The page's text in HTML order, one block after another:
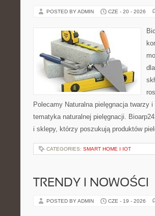
POSTED BY ADMIN CZE - 20 - 2026
Polecamy Naturalna pielęgnacja twarzy
tematyka naturalnej pielęgnacji.
i sklepy, którzy poszukują produktów
CATEGORIES: SMART HOME I IOT
TRENDY I NOWOŚCI
POSTED BY ADMIN CZE - 19 - 2026